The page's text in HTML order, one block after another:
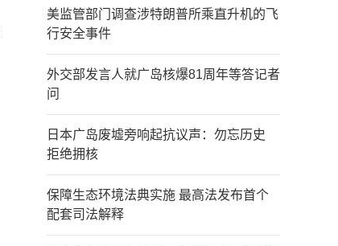
美监管部门调查涉特朗普所乘直升机的飞
行安全事件
外交部发言人就广岛核爆81周年等答记者
问
日本广岛废墟旁响起抗议声：勿忘历史
拒绝拥核
保障生态环境法典实施 最高法发布首个
配套司法解释